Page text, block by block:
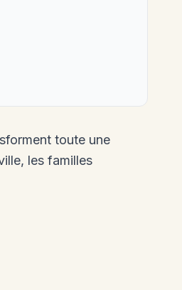
toute une
les familles